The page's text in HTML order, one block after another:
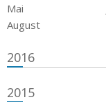
Mai
August
2016
2015